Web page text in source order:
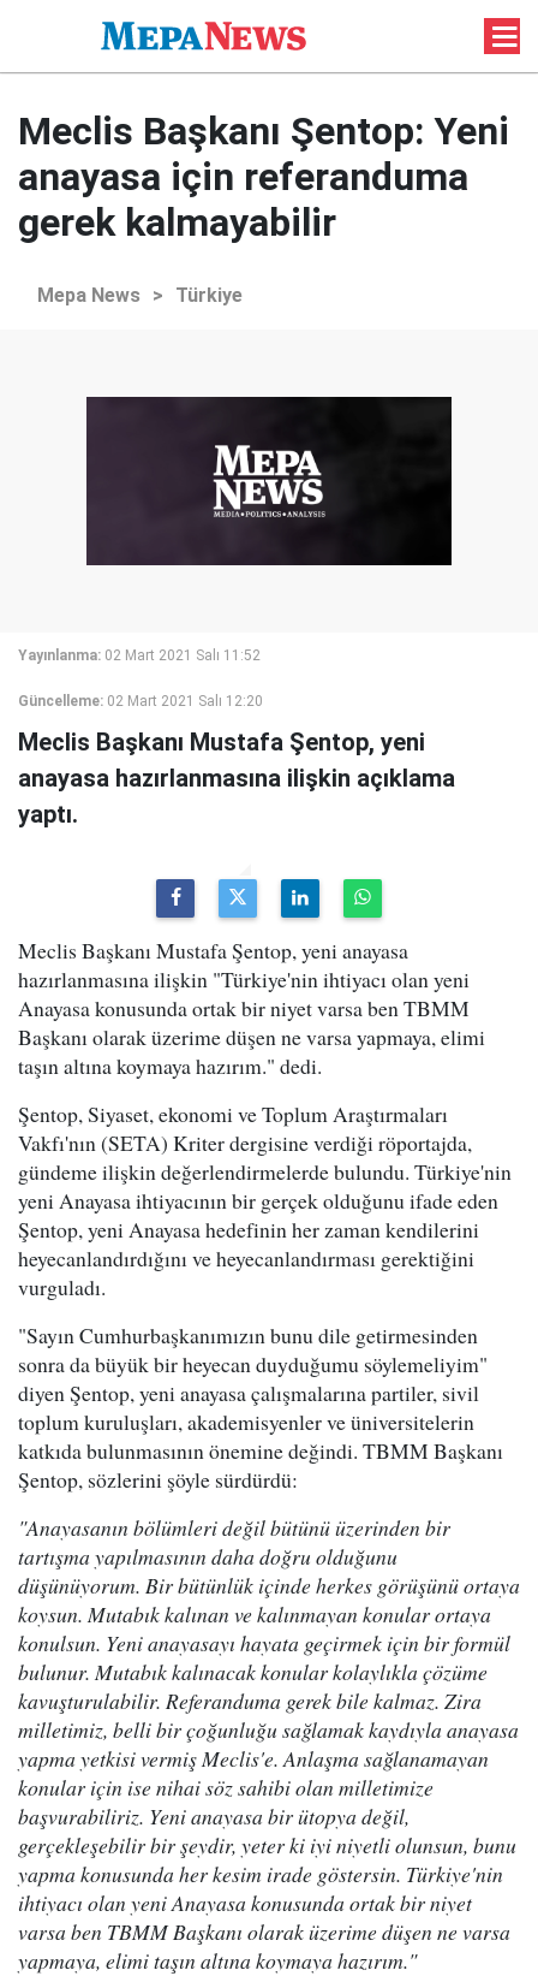
Meclis Başkanı Şentop: Yeni
anayasa için referanduma
gerek kalmayabilir
Mepa News > Türkiye
Yayınlanma: 02 Mart 2021 Salı 11:52
Güncelleme: 02 Mart 2021 Salı 12:20
Meclis Başkanı Mustafa Şentop, yeni
anayasa hazırlanmasına ilişkin açıklama
yaptı.
Meclis Başkanı Mustafa Şentop, yeni anayasa
hazırlanmasına ilişkin "Türkiye'nin ihtiyacı olan yeni
Anayasa konusunda ortak bir niyet varsa ben TBMM
Başkanı olarak üzerime düşen ne varsa yapmaya, elimi
taşın altına koymaya hazırım." dedi.
Şentop, Siyaset, ekonomi ve Toplum Araştırmaları
Vakfı'nın (SETA) Kriter dergisine verdiği röportajda,
gündeme ilişkin değerlendirmelerde bulundu. Türkiye'nin
yeni Anayasa ihtiyacının bir gerçek olduğunu ifade eden
Şentop, yeni Anayasa hedefinin her zaman kendilerini
heyecanlandırdığını ve heyecanlandırması gerektiğini
vurguladı.
"Sayın Cumhurbaşkanımızın bunu dile getirmesinden
sonra da büyük bir heyecan duyduğumu söylemeliyim"
diyen Şentop, yeni anayasa çalışmalarına partiler, sivil
toplum kuruluşları, akademisyenler ve üniversitelerin
katkıda bulunmasının önemine değindi. TBMM Başkanı
Şentop, sözlerini şöyle sürdürdü:
"Anayasanın bölümleri değil bütünü üzerinden bir
tartışma yapılmasının daha doğru olduğunu
düşünüyorum. Bir bütünlük içinde herkes görüşünü ortaya
koysun. Mutabık kalınan ve kalınmayan konular ortaya
konulsun. Yeni anayasayı hayata geçirmek için bir formül
bulunur. Mutabık kalınacak konular kolaylıkla çözüme
kavuşturulabilir. Referanduma gerek bile kalmaz. Zira
milletimiz, belli bir çoğunluğu sağlamak kaydıyla anayasa
yapma yetkisi vermiş Meclis'e. Anlaşma sağlanamayan
konular için ise nihai söz sahibi olan milletimize
başvurabiliriz. Yeni anayasa bir ütopya değil,
gerçekleşebilir bir şeydir, yeter ki iyi niyetli olunsun, bunu
yapma konusunda her kesim irade göstersin. Türkiye'nin
ihtiyacı olan yeni Anayasa konusunda ortak bir niyet
varsa ben TBMM Başkanı olarak üzerime düşen ne varsa
yapmaya, elimi taşın altına koymaya hazırım."